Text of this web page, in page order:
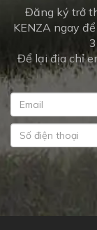
Đăng ký trở
KENZA ngay
Để lại địa chỉ